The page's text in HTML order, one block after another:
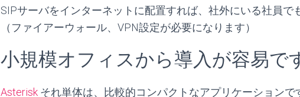
SIPサーバをインターネットに配置すれば、社外にいる社員で
（ファイアーウォール、VPN設定が必要になります）
小規模オフィスから導入が容易で
Asterisk それ単体は、比較的コンパクトなアプリケーションで